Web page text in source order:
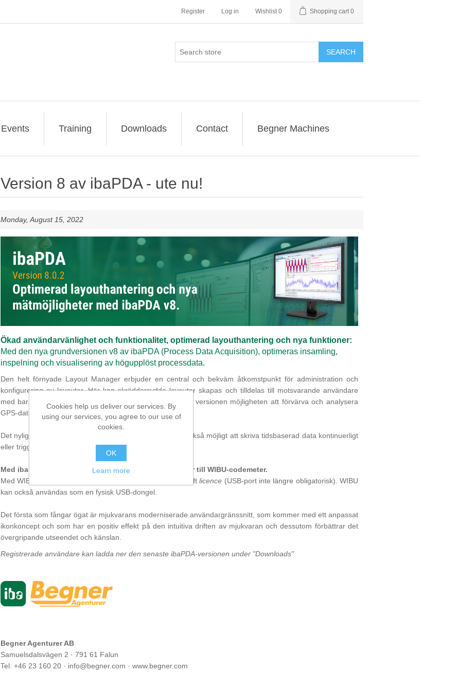
Register Log in Wishlist 0 Shopping cart 0
SEARCH
Events Training Downloads Contact Begner Machines
Version 8 av ibaPDA - ute nu!
Monday, August 15, 2022
Ökad användarvänlighet och funktionalitet, optimerad layouthantering och nya funktioner:
Med den nya grundversionen v8 av ibaPDA (Process Data Acquisition), optimeras insamling,
inspelning och visualisering av högupplöst processdata.
Den helt förnyade Layout Manager erbjuder en central och bekväm åtkomstpunkt för administration och
konfigurering av layouter. Här kan skräddarsydda layouter skapas och tilldelas till motsvarande användare
med bara några få klick. Dessutom erbjuder den senaste versionen möjligheten att förvärva och analysera
GPS-data via kommunikationsprotokollet NMEA-0183.
Det nyligen implementerade InfluxDB-data store gör det också möjligt att skriva tidsbaserad data kontinuerligt
eller triggat i en InfluxDB.
Med ibaPDA v8 ändras licensieringen av MARX-donglar till WIBU-codemeter.
Med WIBU codemeter finns nu möjlighet till en så kallad softlicence (USB-port inte längre obligatorisk). WIBU
kan också användas som en fysisk USB-dongel.
Det första som fångar ögat är mjukvarans moderniserade användargränssnitt, som kommer med ett anpassat
ikonkoncept och som har en positiv effekt på den intuitiva driften av mjukvaran och dessutom förbättrar det
övergripande utseendet och känslan.
Registrerade användare kan ladda ner den senaste ibaPDA-versionen under "Downloads"
Begner Agenturer AB
Samuelsdalsvägen 2 · 791 61 Falun
Tel: +46 23 160 20 · info@begner.com · www.begner.com
Cookies help us deliver our services. By
using our services, you agree to our use of
cookies.
OK
Learn more